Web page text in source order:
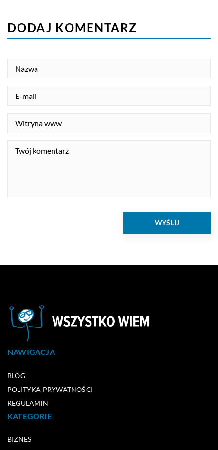
DODAJ KOMENTARZ
NAWIGACJA
BLOG
POLITYKA PRYWATNOŚCI
REGULAMIN
KATEGORIE
BIZNES